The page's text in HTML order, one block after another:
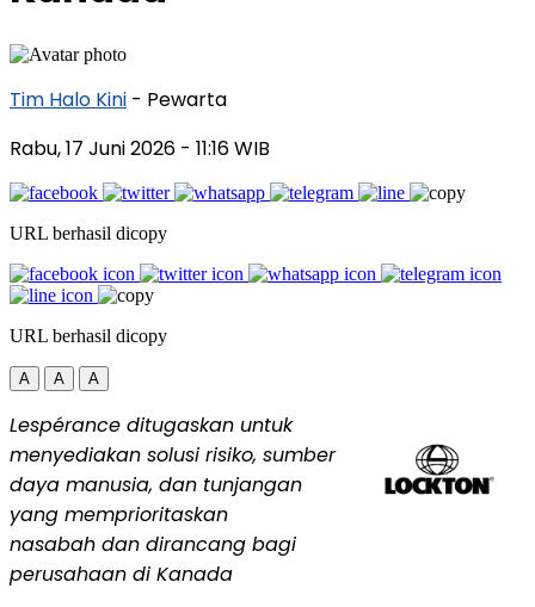
Tim Halo Kini - Pewarta
Rabu, 17 Juni 2026 - 11:16 WIB
URL berhasil dicopy
URL berhasil dicopy
A A A
Lespérance ditugaskan untuk
menyediakan solusi risiko, sumber
daya manusia, dan tunjangan
yang memprioritaskan
nasabah dan dirancang bagi
perusahaan di Kanada